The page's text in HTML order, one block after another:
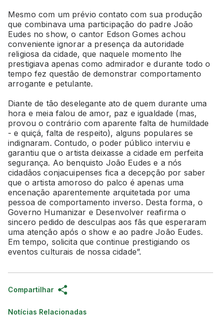
Mesmo com um prévio contato com sua produção
que combinava uma participação do padre João
Eudes no show, o cantor Edson Gomes achou
conveniente ignorar a presença da autoridade
religiosa da cidade, que naquele momento lhe
prestigiava apenas como admirador e durante todo o
tempo fez questão de demonstrar comportamento
arrogante e petulante.
Diante de tão deselegante ato de quem durante uma
hora e meia falou de amor, paz e igualdade (mas,
provou o contrário com aparente falta de humildade
- e quiçá, falta de respeito), alguns populares se
indignaram. Contudo, o poder público interviu e
garantiu que o artista deixasse a cidade em perfeita
segurança. Ao benquisto João Eudes e a nós
cidadãos conjacuipenses fica a decepção por saber
que o artista amoroso do palco é apenas uma
encenação aparentemente arquitetada por uma
pessoa de comportamento inverso. Desta forma, o
Governo Humanizar e Desenvolver reafirma o
sincero pedido de desculpas aos fãs que esperaram
uma atenção após o show e ao padre João Eudes.
Em tempo, solicita que continue prestigiando os
eventos culturais de nossa cidade”.
Compartilhar
Notícias Relacionadas